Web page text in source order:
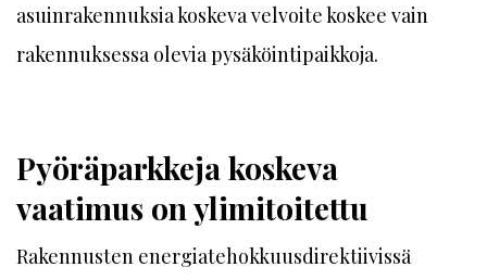
asuinrakennuksia koskeva velvoite koskee vain
rakennuksessa olevia pysäköintipaikkoja.
Pyöräparkkeja koskeva
vaatimus on ylimitoitettu
Rakennusten energiatehokkuusdirektiivissä